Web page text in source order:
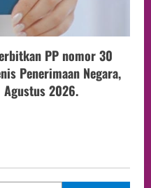
PP nomor 30
Penerimaan Negara,
Agustus 2026.